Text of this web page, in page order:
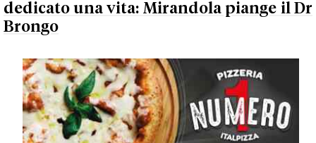
dedicato una vita: Mirandola piange il Dr
Brongo